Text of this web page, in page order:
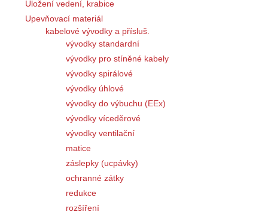
Uložení vedení, krabice
Upevňovací materiál
kabelové vývodky a přísluš.
vývodky standardní
vývodky pro stíněné kabely
vývodky spirálové
vývodky úhlové
vývodky do výbuchu (EEx)
vývodky víceděrové
vývodky ventilační
matice
záslepky (ucpávky)
ochranné zátky
redukce
rozšíření